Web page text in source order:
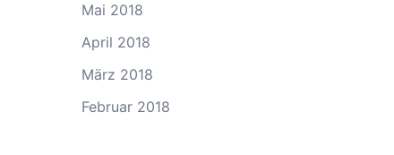
Mai 2018
April 2018
März 2018
Februar 2018